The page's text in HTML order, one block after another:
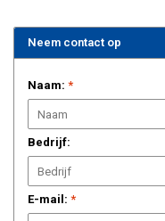
Neem contact op
Naam: *
Bedrijf:
E-mail: *